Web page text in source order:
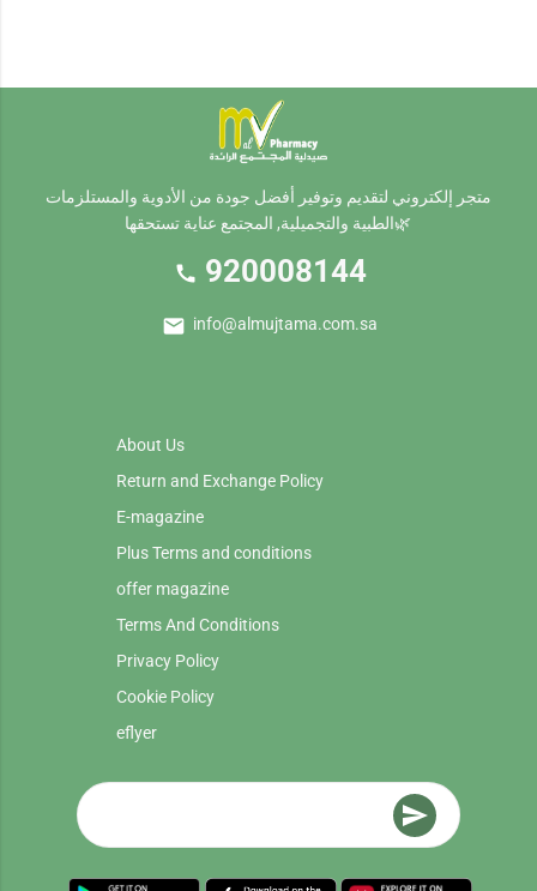
متجر إلكتروني لتقديم وتوفير أفضل جودة من الأدوية والمستلزمات
الطبية والتجميلية, المجتمع عناية تستحقها🌿
call 920008144
mail info@almujtama.com.sa
About Us
Return and Exchange Policy
E-magazine
Plus Terms and conditions
offer magazine
Terms And Conditions
Privacy Policy
Cookie Policy
eflyer
send